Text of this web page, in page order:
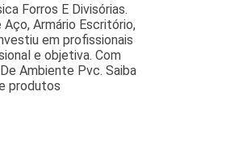
Forros E Divisórias.
Armário Escritório,
em profissionais
e objetiva. Com
Ambiente Pvc. Saiba
produtos